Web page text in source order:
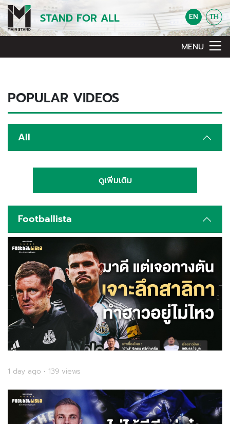
STAND FOR ALL EN TH
MENU
POPULAR VIDEOS
All
ดูเพิ่มเติม
Footballista
1 day ago • 139 views